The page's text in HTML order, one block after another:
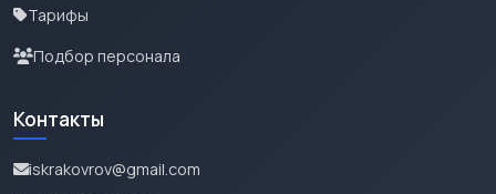
Тарифы
Подбор персонала
Контакты
iskrakovrov@gmail.com